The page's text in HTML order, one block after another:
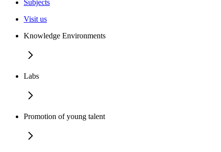
Subjects
Visit us
Knowledge Environments
Labs
Promotion of young talent